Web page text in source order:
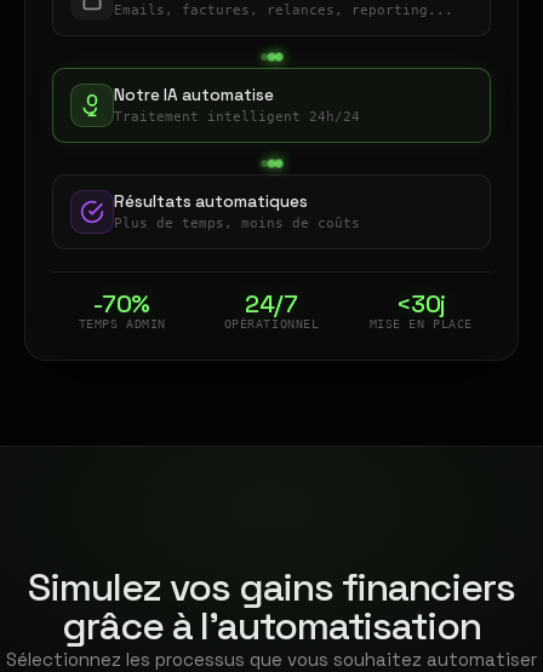
Emails, factures, relances, reporting...
Notre IA automatise
Traitement intelligent 24h/24
Résultats automatiques
Plus de temps, moins de coûts
-70%
TEMPS ADMIN
24/7
OPÉRATIONNEL
<30j
MISE EN PLACE
Simulez vos gains financiers
grâce à l'automatisation
Sélectionnez les processus que vous souhaitez automatiser